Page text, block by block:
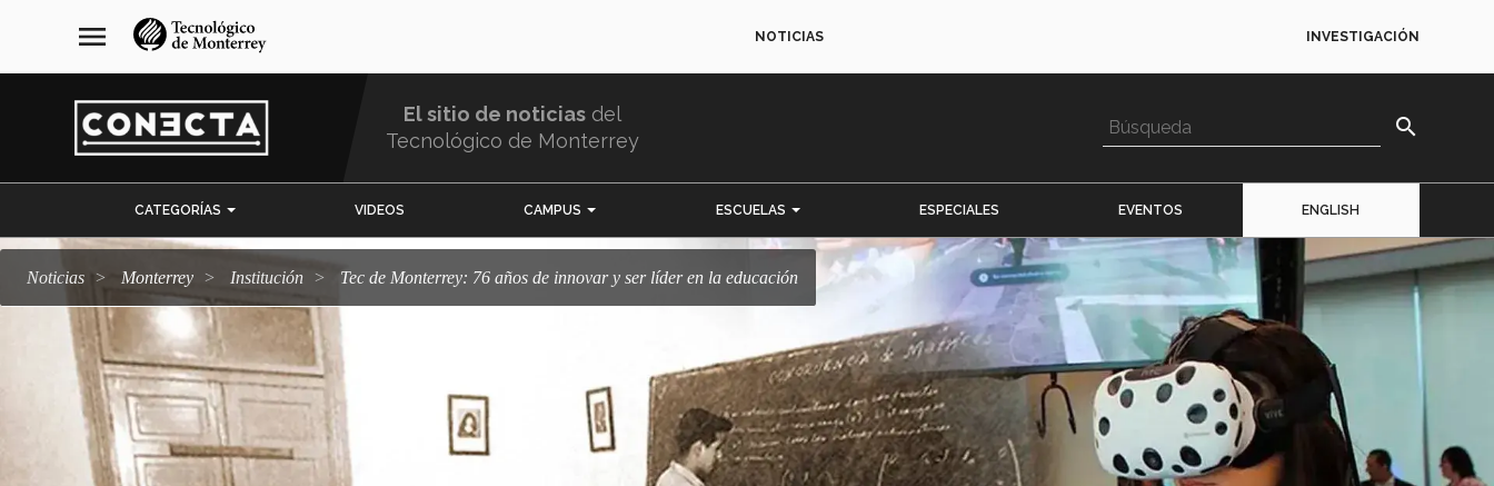
navegación
principal
menu NOTICIAS INVESTIGACIÓN
El sitio de noticias del
Tecnológico de Monterrey
search
CATEGORÍAS VIDEOS CAMPUS ESCUELAS ESPECIALES EVENTOS ENGLISH
Noticias Monterrey Institución Tec de Monterrey: 76 años de innovar y ser líder en la educación